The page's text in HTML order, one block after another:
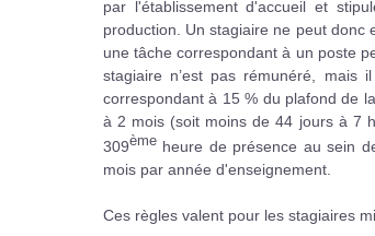
par l'établissement d'accueil et
production. Un stagiaire ne peut donc
une tâche correspondant à un poste
stagiaire n’est pas rémunéré, mais
correspondant à 15 % du plafond de
à 2 mois (soit moins de 44 jours à 7
309ème heure de présence au sein
mois par année d'enseignement.
Ces règles valent pour les stagiaires